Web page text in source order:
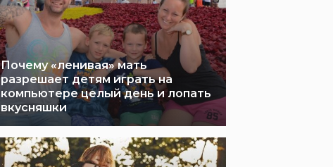
Почему «ленивая» мать
разрешает детям играть на
компьютере целый день и лопать
вкусняшки